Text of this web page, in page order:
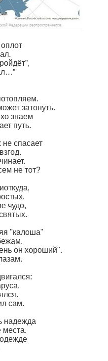
затонуть.
знаем
путь.
спасает
не тот?
чудо,
"калоша"
он хороший".
сам.
надежда
места.